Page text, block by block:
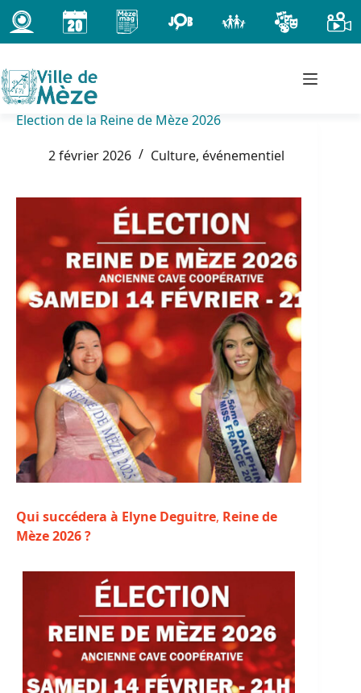
Passer
au
contenu
Election de la Reine de Mèze 2026
2 février 2026
Culture, événementiel
Qui succédera à Elyne Deguitre, Reine de
Mèze 2026 ?